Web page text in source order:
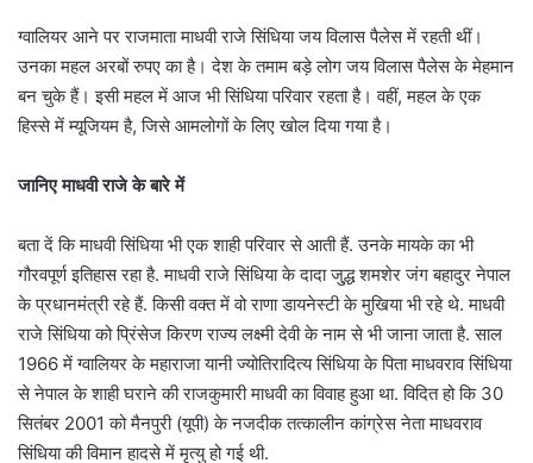
ग्वालियर आने पर राजमाता माधवी राजे सिंधिया जय विलास पैलेस में रहती थीं।
उनका महल अरबों रुपए का है। देश के तमाम बड़े लोग जय विलास पैलेस के मेहमान
बन चुके हैं। इसी महल में आज भी सिंधिया परिवार रहता है। वहीं, महल के एक
हिस्से में म्यूजियम है, जिसे आमलोगों के लिए खोल दिया गया है।
जानिए माधवी राजे के बारे में
बता दें कि माधवी सिंधिया भी एक शाही परिवार से आती हैं. उनके मायके का भी
गौरवपूर्ण इतिहास रहा है. माधवी राजे सिंधिया के दादा जु्द्ध शमशेर जंग बहादुर नेपाल
के प्रधानमंत्री रहे हैं. किसी वक्त में वो राणा डायनेस्टी के मुखिया भी रहे थे. माधवी
राजे सिंधिया को प्रिंसेज किरण राज्य लक्ष्मी देवी के नाम से भी जाना जाता है. साल
1966 में ग्वालियर के महाराजा यानी ज्योतिरादित्य सिंधिया के पिता माधवराव सिंधिया
से नेपाल के शाही घराने की राजकुमारी माधवी का विवाह हुआ था. विदित हो कि 30
सितंबर 2001 को मैनपुरी (यूपी) के नजदीक तत्कालीन कांग्रेस नेता माधवराव
सिंधिया की विमान हादसे में मृत्यु हो गई थी.